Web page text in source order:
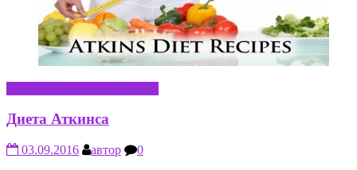
Диета Аткинса
03.09.2016 автор
0